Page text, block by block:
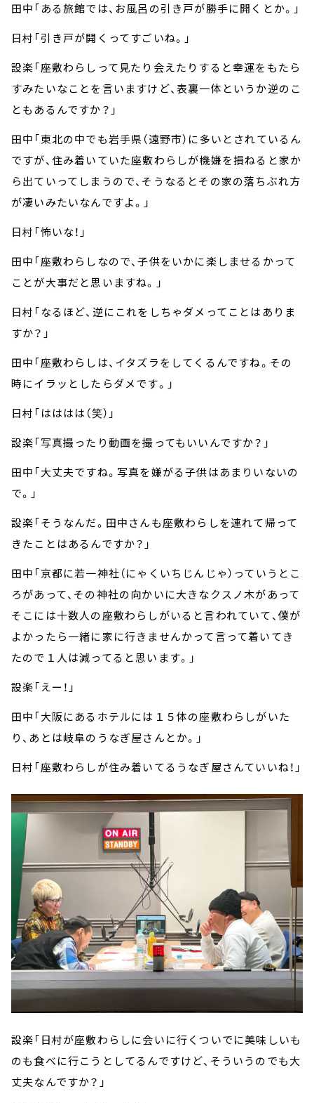
田中「ある旅館では、お風呂の引き戸が勝手に開くとか。」
日村「引き戸が開くってすごいね。」
設楽「座敷わらしって見たり会えたりすると幸運をもたら
すみたいなことを言いますけど、表裏一体というか逆のこ
ともあるんですか？」
田中「東北の中でも岩手県（遠野市）に多いとされているん
ですが、住み着いていた座敷わらしが機嫌を損ねると家か
ら出ていってしまうので、そうなるとその家の落ちぶれ方
が凄いみたいなんですよ。」
日村「怖いな！」
田中「座敷わらしなので、子供をいかに楽しませるかって
ことが大事だと思いますね。」
日村「なるほど、逆にこれをしちゃダメってことはありま
すか？」
田中「座敷わらしは、イタズラをしてくるんですね。その
時にイラッとしたらダメです。」
日村「はははは（笑）」
設楽「写真撮ったり動画を撮ってもいいんですか？」
田中「大丈夫ですね。写真を嫌がる子供はあまりいないの
で。」
設楽「そうなんだ。田中さんも座敷わらしを連れて帰って
きたことはあるんですか？」
田中「京都に若一神社（にゃくいちじんじゃ）っていうとこ
ろがあって、その神社の向かいに大きなクスノ木があって
そこには十数人の座敷わらしがいると言われていて、僕が
よかったら一緒に家に行きませんかって言って着いてき
たので１人は減ってると思います。」
設楽「えー！」
田中「大阪にあるホテルには１５体の座敷わらしがいた
り、あとは岐阜のうなぎ屋さんとか。」
日村「座敷わらしが住み着いてるうなぎ屋さんていいね！」
設楽「日村が座敷わらしに会いに行くついでに美味しいも
のも食べに行こうとしてるんですけど、そういうのでも大
丈夫なんですか？」